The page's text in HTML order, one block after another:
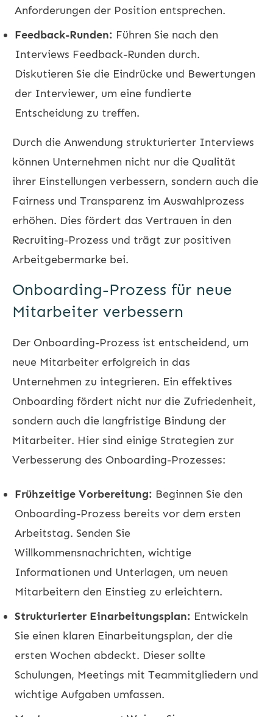
Anforderungen der Position entsprechen.
Feedback-Runden: Führen Sie nach den
Interviews Feedback-Runden durch.
Diskutieren Sie die Eindrücke und Bewertungen
der Interviewer, um eine fundierte
Entscheidung zu treffen.
Durch die Anwendung strukturierter Interviews
können Unternehmen nicht nur die Qualität
ihrer Einstellungen verbessern, sondern auch die
Fairness und Transparenz im Auswahlprozess
erhöhen. Dies fördert das Vertrauen in den
Recruiting-Prozess und trägt zur positiven
Arbeitgebermarke bei.
Onboarding-Prozess für neue
Mitarbeiter verbessern
Der Onboarding-Prozess ist entscheidend, um
neue Mitarbeiter erfolgreich in das
Unternehmen zu integrieren. Ein effektives
Onboarding fördert nicht nur die Zufriedenheit,
sondern auch die langfristige Bindung der
Mitarbeiter. Hier sind einige Strategien zur
Verbesserung des Onboarding-Prozesses:
Frühzeitige Vorbereitung: Beginnen Sie den
Onboarding-Prozess bereits vor dem ersten
Arbeitstag. Senden Sie
Willkommensnachrichten, wichtige
Informationen und Unterlagen, um neuen
Mitarbeitern den Einstieg zu erleichtern.
Strukturierter Einarbeitungsplan: Entwickeln
Sie einen klaren Einarbeitungsplan, der die
ersten Wochen abdeckt. Dieser sollte
Schulungen, Meetings mit Teammitgliedern und
wichtige Aufgaben umfassen.